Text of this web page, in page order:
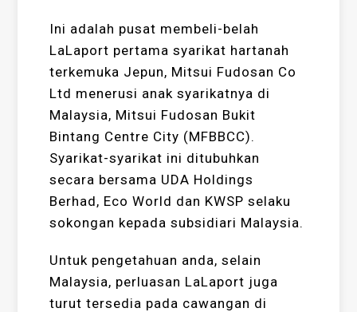
Ini adalah pusat membeli-belah
LaLaport pertama syarikat hartanah
terkemuka Jepun, Mitsui Fudosan Co
Ltd menerusi anak syarikatnya di
Malaysia, Mitsui Fudosan Bukit
Bintang Centre City (MFBBCC).
Syarikat-syarikat ini ditubuhkan
secara bersama UDA Holdings
Berhad, Eco World dan KWSP selaku
sokongan kepada subsidiari Malaysia.
Untuk pengetahuan anda, selain
Malaysia, perluasan LaLaport juga
turut tersedia pada cawangan di